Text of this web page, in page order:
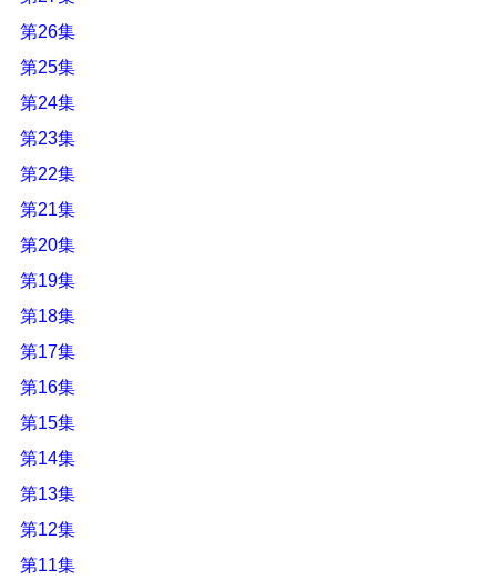
第26集
第25集
第24集
第23集
第22集
第21集
第20集
第19集
第18集
第17集
第16集
第15集
第14集
第13集
第12集
第11集